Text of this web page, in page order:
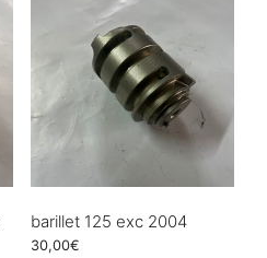
barillet 125 exc 2004
30,00€